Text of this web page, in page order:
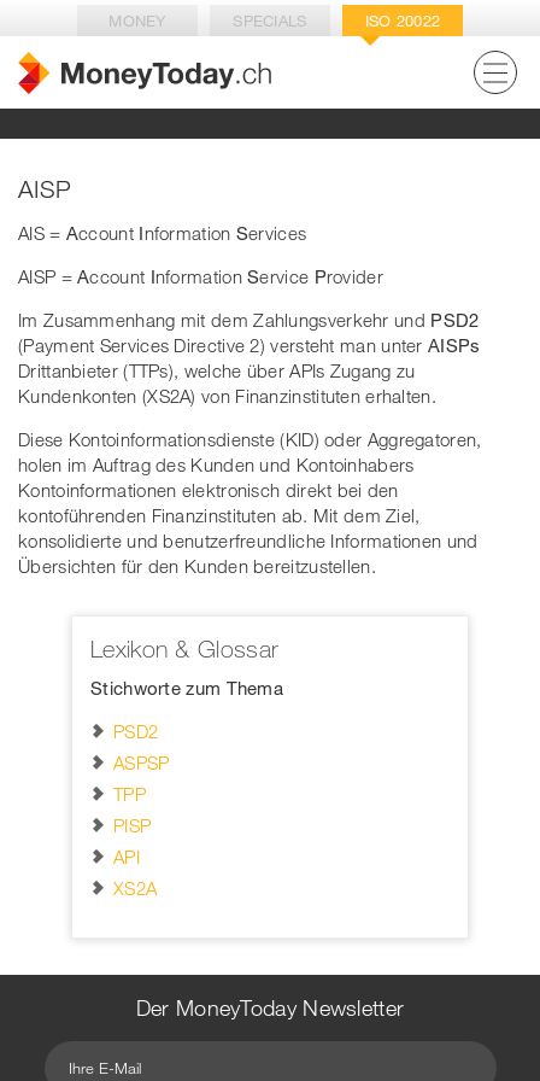
MONEY SPECIALS ISO 20022
AISP
AIS = Account Information Services
AISP =Account InformationService Provider
Im Zusammenhang mit dem Zahlungsverkehr und PSD2
(Payment Services Directive 2) versteht man unter AISPs
Drittanbieter (TTPs), welche über APIs Zugang zu
Kundenkonten (XS2A) von Finanzinstituten erhalten.
Diese Kontoinformationsdienste (KID) oder Aggregatoren,
holen im Auftrag des Kunden und Kontoinhabers
Kontoinformationen elektronisch direkt bei den
kontoführenden Finanzinstituten ab. Mit dem Ziel,
konsolidierte und benutzerfreundliche Informationen und
Übersichten für den Kunden bereitzustellen.
Lexikon & Glossar
Stichworte zum Thema
PSD2
ASPSP
TPP
PISP
API
XS2A
Der MoneyToday Newsletter